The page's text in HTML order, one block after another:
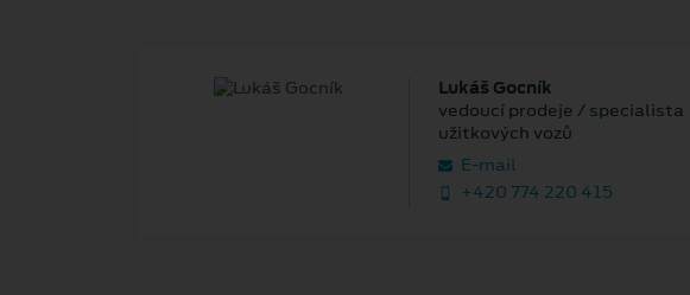
Lukáš Gocník
vedoucí prodeje / specialista
užitkových vozů
E‑mail
+420 774 220 415